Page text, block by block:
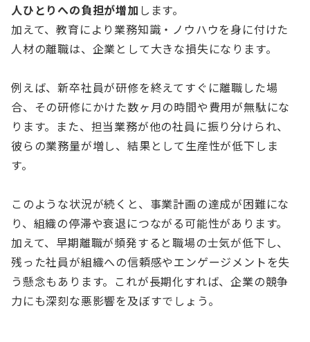
人ひとりへの負担が増加 します。
加えて、教育により業務知識・ノウハウを身に付けた
人材の離職は、企業として大きな損失になります。
例えば、新卒社員が研修を終えてすぐに離職した場
合、その研修にかけた数ヶ月の時間や費用が無駄にな
ります。また、担当業務が他の社員に振り分けられ、
彼らの業務量が増し、結果として生産性が低下しま
す。
このような状況が続くと、事業計画の達成が困難にな
り、組織の停滞や衰退につながる可能性があります。
加えて、早期離職が頻発すると職場の士気が低下し、
残った社員が組織への信頼感やエンゲージメントを失
う懸念もあります。これが長期化すれば、企業の競争
力にも深刻な悪影響を及ぼすでしょう。